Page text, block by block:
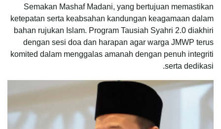
Semakan Mashaf Madani, yang bertujuan memastikan
ketepatan serta keabsahan kandungan keagamaan dalam
bahan rujukan Islam. Program Tausiah Syahri 2.0 diakhiri
dengan sesi doa dan harapan agar warga JMWP terus
komited dalam menggalas amanah dengan penuh integriti
serta dedikasi.